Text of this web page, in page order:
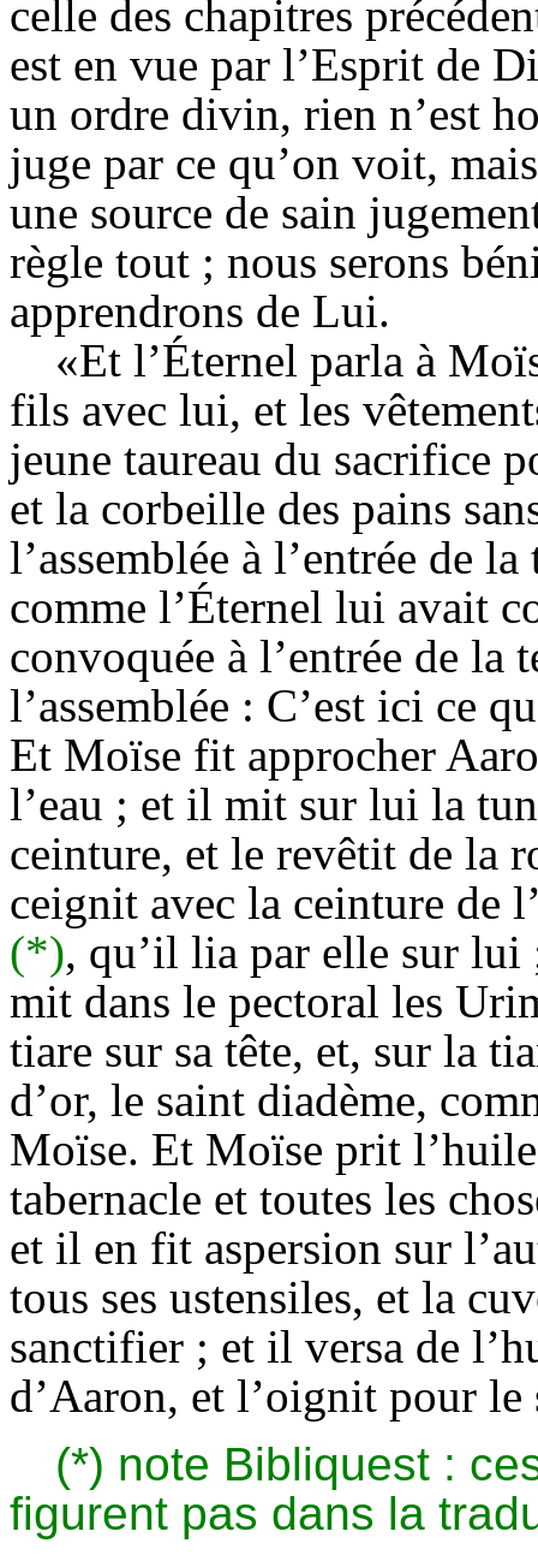
celle des chapitres
est en vue par l’Esprit de
un ordre divin, rien n’est
juge par ce qu’on voit,
une source de sain
règle tout ; nous serons
apprendrons de Lui.
«Et l’Éternel parla à
fils avec lui, et les
jeune taureau du sacrifice
et la corbeille des pains
l’assemblée à l’entrée de
comme l’Éternel lui avait
convoquée à l’entrée de la
l’assemblée : C’est ici ce
Et Moïse fit approcher
l’eau ; et il mit sur lui la
ceinture, et le revêtit de la
ceignit avec la ceinture de
(*), qu’il lia par elle sur
mit dans le pectoral les
tiare sur sa tête, et, sur la
d’or, le saint diadème,
Moïse. Et Moïse prit
tabernacle et toutes les
et il en fit aspersion sur
tous ses ustensiles, et la
sanctifier ; et il versa de
d’Aaron, et l’oignit pour
(*) note Bibliquest :
figurent pas dans la